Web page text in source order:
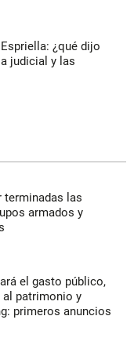
¿qué dijo
judicial y las
terminadas las
armados y
el gasto público,
patrimonio y
primeros anuncios